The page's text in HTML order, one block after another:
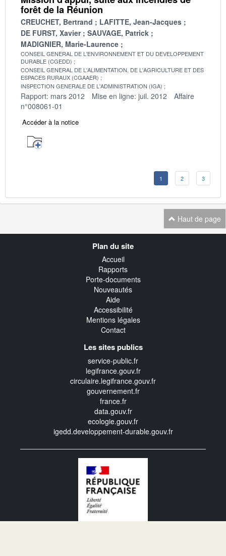
forêt de la Réunion
CREUCHET, Bertrand
LAFITTE, Jean-Jacques
DE FURST, Xavier
SAUVAGE, Patrick
MADIGNIER, Marie-Laurence
CONSEIL GENERAL DE L'ENVIRONNEMENT ET DU DEVELOPPEMENT
DURABLE (CGEDD)
CONSEIL GENERAL DE L'ALIMENTATION, DE L'AGRICULTURE ET DES
ESPACES RURAUX (CGAAER)
INSPECTION GENERALE DE L'ADMINISTRATION (IGA)
Rapport: mars 2012 Mise en ligne: juil. 2012
Affaire
n°008061-01
Accéder à la notice
1 2 3
Haut de page
Plan du site
Accueil
Rapports
Porte-documents
Nouveautés
Aide
Accessibilité
Mentions légales
Contact
Les sites publics
service-public.fr
legifrance.gouv.fr
circulaire.legifrance.gouv.fr
gouvernement.fr
france.fr
data.gouv.fr
ecologie.gouv.fr
igedd.developpement-durable.gouv.fr